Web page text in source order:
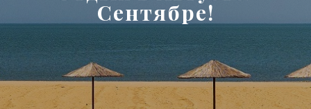
Сентябре!